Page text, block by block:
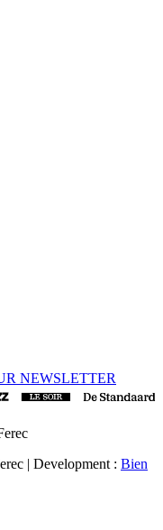
NEWSLETTER
| Development : Bien